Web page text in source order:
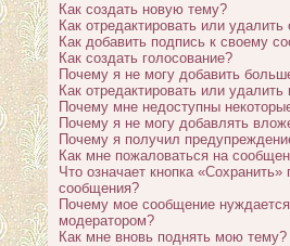
Как создать новую тему?
Как отредактировать или
Как добавить подпись к своему
Как создать голосование?
Почему я не могу добавить
Как отредактировать или удалить
Почему мне недоступны
Почему я не могу добавлять
Почему я получил
Как мне пожаловаться на
Что означает кнопка «Сохранить»
сообщения?
Почему мое сообщение
модератором?
Как мне вновь поднять мою тему?